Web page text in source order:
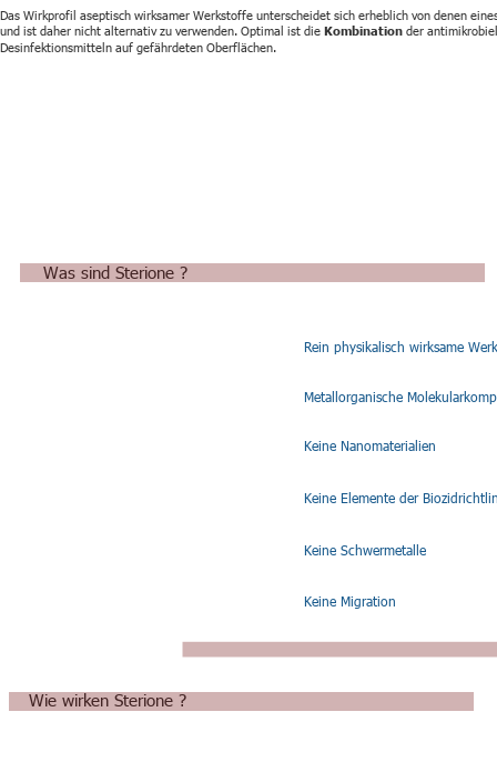
Was sind Sterione ?
Das Wirkprofil aseptisch wirksamer Werkstoffe unterscheidet sich erheblich von denen
und ist daher nicht alternativ zu verwenden. Optimal ist die Kombination der
Desinfektionsmitteln auf gefährdeten Oberflächen.
Rein physikalisch wirksame
Metallorganische
Keine Nanomaterialien
Keine Elemente der
Keine Schwermetalle
Keine Migration
Wie wirken Sterione ?